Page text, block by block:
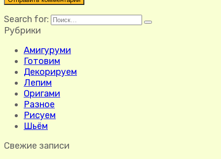
Search for:
Рубрики
Амигуруми
Готовим
Декорируем
Лепим
Оригами
Разное
Рисуем
Шьём
Свежие записи